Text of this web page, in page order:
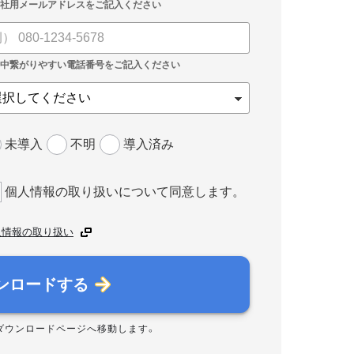
未導入 不明 導入済み
個人情報の取り扱いについて同意します。
報の取り扱い
ロードする
ウンロードページへ移動します。